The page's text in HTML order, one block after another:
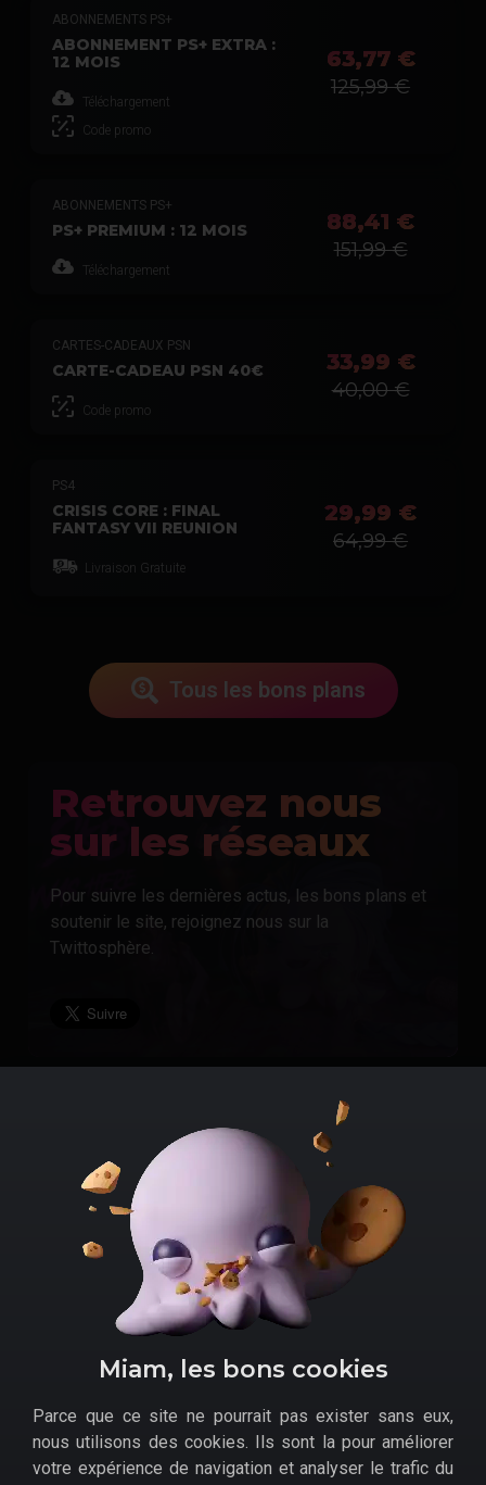
ABONNEMENTS PS+
ABONNEMENT PS+ EXTRA :
12 MOIS
Téléchargement
Code promo
63,77 €
125,99 €
ABONNEMENTS PS+
PS+ PREMIUM : 12 MOIS
Téléchargement
88,41 €
151,99 €
CARTES-CADEAUX PSN
CARTE-CADEAU PSN 40€
Code promo
33,99 €
40,00 €
PS4
CRISIS CORE : FINAL
FANTASY VII REUNION
Livraison Gratuite
29,99 €
64,99 €
Tous les bons plans
Retrouvez nous
sur les réseaux
Pour suivre les dernières actus, les bons plans et
soutenir le site, rejoignez nous sur la
Twittosphère.
Dossiers
Précommandes
Évènements
Informations générales
Politique de confidentialité
Mentions légales
Miam, les bons cookies
Parce que ce site ne pourrait pas exister sans eux,
nous utilisons des cookies. Ils sont la pour améliorer
votre expérience de navigation et analyser le trafic du